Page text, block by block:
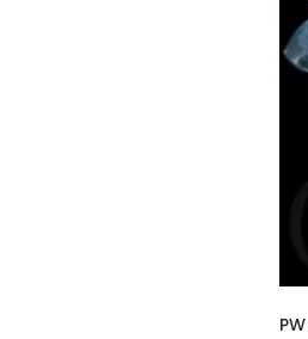
PW 03 Monako